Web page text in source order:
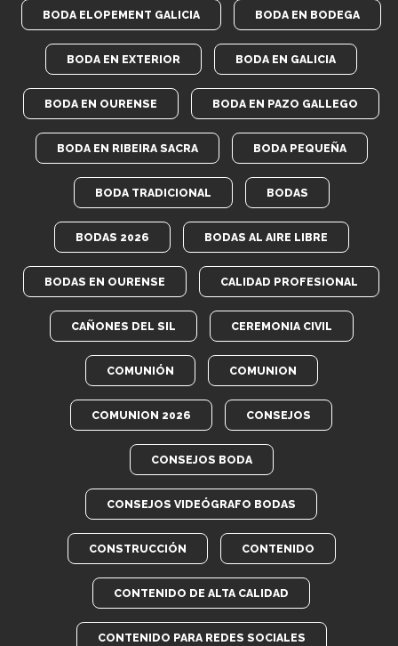
BODA ELOPEMENT GALICIA BODA EN BODEGA
BODA EN EXTERIOR BODA EN GALICIA
BODA EN OURENSE BODA EN PAZO GALLEGO
BODA EN RIBEIRA SACRA BODA PEQUEÑA
BODA TRADICIONAL BODAS
BODAS 2026 BODAS AL AIRE LIBRE
BODAS EN OURENSE CALIDAD PROFESIONAL
CAÑONES DEL SIL CEREMONIA CIVIL
COMUNIÓN COMUNION
COMUNION 2026 CONSEJOS
CONSEJOS BODA
CONSEJOS VIDEÓGRAFO BODAS
CONSTRUCCIÓN CONTENIDO
CONTENIDO DE ALTA CALIDAD
CONTENIDO PARA REDES SOCIALES